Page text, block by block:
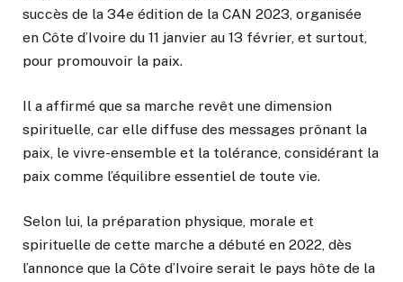
succès de la 34e édition de la CAN 2023, organisée
en Côte d’Ivoire du 11 janvier au 13 février, et surtout,
pour promouvoir la paix.
Il a affirmé que sa marche revêt une dimension
spirituelle, car elle diffuse des messages prônant la
paix, le vivre-ensemble et la tolérance, considérant la
paix comme l’équilibre essentiel de toute vie.
Selon lui, la préparation physique, morale et
spirituelle de cette marche a débuté en 2022, dès
l’annonce que la Côte d’Ivoire serait le pays hôte de la